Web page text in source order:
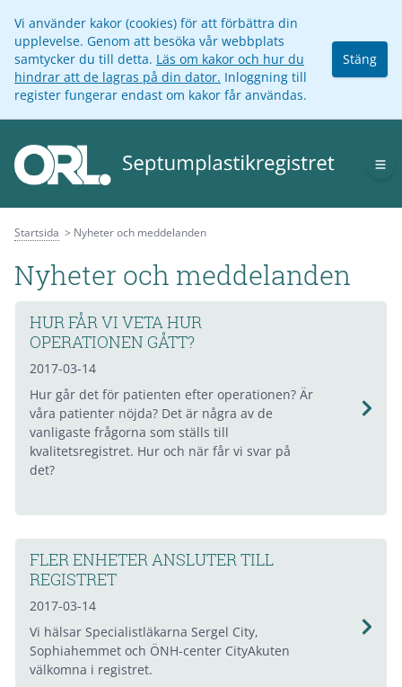
Vi använder kakor (cookies) för att förbättra din
upplevelse. Genom att besöka vår webbplats
samtycker du till detta. Läs om kakor och hur du
hindrar att de lagras på din dator. Inloggning till
register fungerar endast om kakor får användas.
Stäng
Startsida Nyheter och meddelanden
Nyheter och meddelanden
HUR FÅR VI VETA HUR
OPERATIONEN GÅTT?
2017-03-14
Hur går det för patienten efter operationen? Är
våra patienter nöjda? Det är några av de
vanligaste frågorna som ställs till
kvalitetsregistret. Hur och när får vi svar på
det?
FLER ENHETER ANSLUTER TILL
REGISTRET
2017-03-14
Vi hälsar Specialistläkarna Sergel City,
Sophiahemmet och ÖNH-center CityAkuten
välkomna i registret.